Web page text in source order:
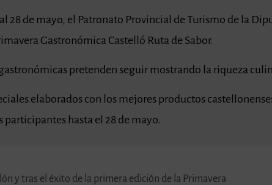
28 de mayo, el Patronato Provincial de Turismo de la
Gastronómica Castelló Ruta de Sabor.
pretenden seguir mostrando la riqueza
elaborados con los mejores productos
participantes hasta el 28 de mayo.
y tras el éxito de la primera edición de la Primavera